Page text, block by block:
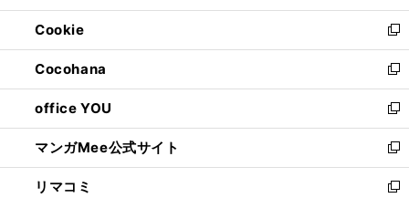
開
く
ウ
で
開
く
ン
ド
ウ
で
開
く
ウ
ィ
ン
ド
ウ
で
開
く
Cookie
新
し
い
ウ
ィ
ン
ド
ウ
で
Cocohana
新
し
い
ウ
ィ
ン
ド
office YOU
新
し
い
ウ
ィ
マンガMee公式サイト
新
し
い
リマコミ 新